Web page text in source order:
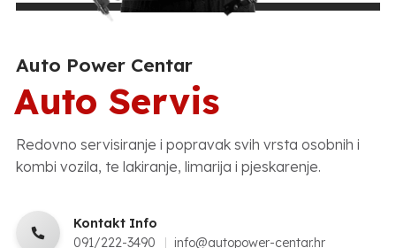
Auto Power Centar
Auto Servis
Redovno servisiranje i popravak svih vrsta osobnih i
kombi vozila, te lakiranje, limarija i pjeskarenje.
Kontakt Info
091/222-3490
info@autopower-centar.hr